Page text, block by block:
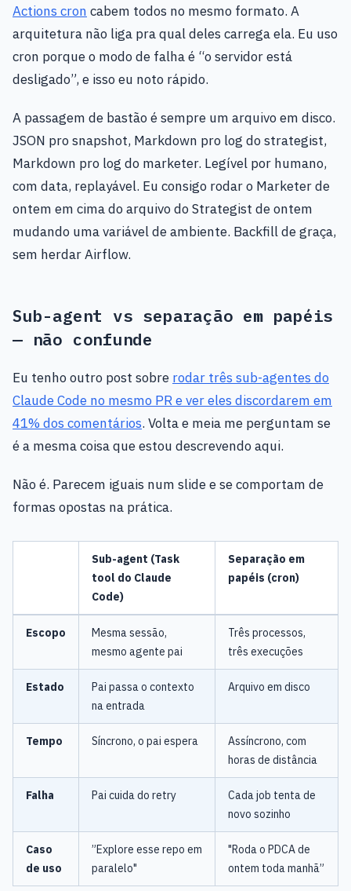
Actions cron cabem todos no mesmo formato. A
arquitetura não liga pra qual deles carrega ela. Eu uso
cron porque o modo de falha é “o servidor está
desligado”, e isso eu noto rápido.
A passagem de bastão é sempre um arquivo em disco.
JSON pro snapshot, Markdown pro log do strategist,
Markdown pro log do marketer. Legível por humano,
com data, replayável. Eu consigo rodar o Marketer de
ontem em cima do arquivo do Strategist de ontem
mudando uma variável de ambiente. Backfill de graça,
sem herdar Airflow.
Sub-agent vs separação em papéis
— não confunde
Eu tenho outro post sobre rodar três sub-agentes do
Claude Code no mesmo PR e ver eles discordarem em
41% dos comentários. Volta e meia me perguntam se
é a mesma coisa que estou descrevendo aqui.
Não é. Parecem iguais num slide e se comportam de
formas opostas na prática.
Sub-agent (Task
tool do Claude
Code)
Separação em
papéis (cron)
Escopo
Mesma sessão,
mesmo agente pai
Três processos,
três execuções
Estado
Pai passa o contexto
na entrada
Arquivo em disco
Tempo Síncrono, o pai espera
Assíncrono, com
horas de distância
Falha Pai cuida do retry
Cada job tenta de
novo sozinho
Caso
de uso
”Explore esse repo em
paralelo"
"Roda o PDCA de
ontem toda manhã”